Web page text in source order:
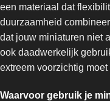
een materiaal dat
duurzaamheid
dat jouw miniaturen niet
ook daadwerkelijk
extreem voorzichtig
Waarvoor gebruik je